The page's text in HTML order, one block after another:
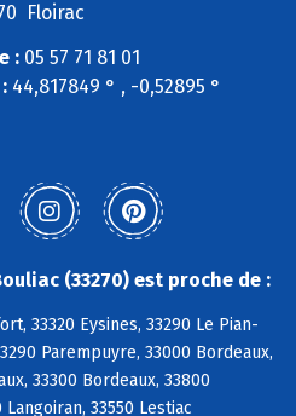
Floirac
:05 57 71 81 01
44,817849 ° , -0,52895 °
(33270) est proche de :
33320 Eysines, 33290 Le Pian-
Parempuyre, 33000 Bordeaux,
33300 Bordeaux, 33800
Langoiran, 33550 Lestiac